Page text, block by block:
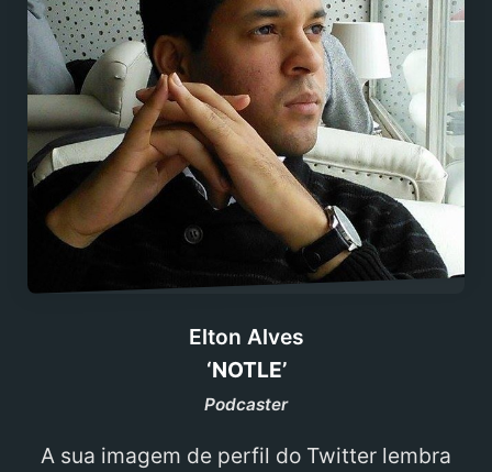
Elton Alves
‘NOTLE’
Podcaster
A sua imagem de perfil do Twitter lembra